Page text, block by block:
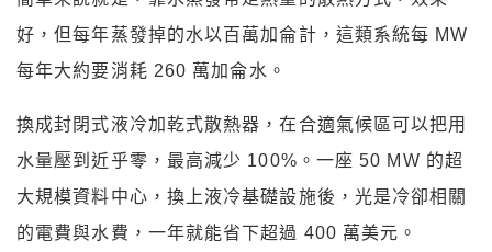
好，但每年蒸發掉的水以百萬加侖計，這類系統每 MW
每年大約要消耗 260 萬加侖水。
換成封閉式液冷加乾式散熱器，在合適氣候區可以把用
水量壓到近乎零，最高減少 100%。一座 50 MW 的超
大規模資料中心，換上液冷基礎設施後，光是冷卻相關
的電費與水費，一年就能省下超過 400 萬美元。